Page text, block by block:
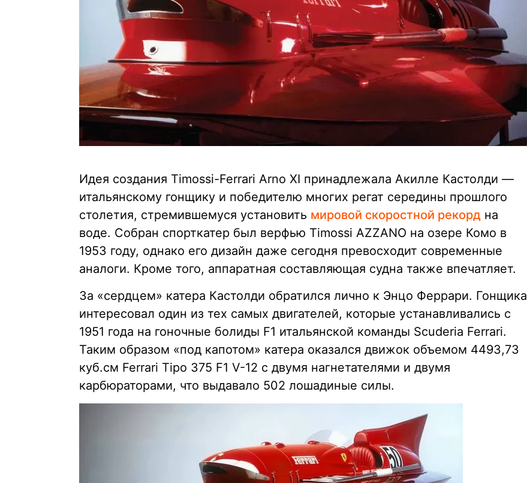
Идея создания Timossi-Ferrari Arno XI принадлежала Акилле Кастолди —
итальянскому гонщику и победителю многих регат середины прошлого
столетия, стремившемуся установить мировой скоростной рекорд на
воде. Собран спорткатер был верфью Timossi AZZANO на озере Комо в
1953 году, однако его дизайн даже сегодня превосходит современные
аналоги. Кроме того, аппаратная составляющая судна также впечатляет.
За «сердцем» катера Кастолди обратился лично к Энцо Феррари. Гонщика
интересовал один из тех самых двигателей, которые устанавливались с
1951 года на гоночные болиды F1 итальянской команды Scuderia Ferrari.
Таким образом «под капотом» катера оказался движок объемом 4493,73
куб.см Ferrari Tipo 375 F1 V-12 с двумя нагнетателями и двумя
карбюраторами, что выдавало 502 лошадиные силы.